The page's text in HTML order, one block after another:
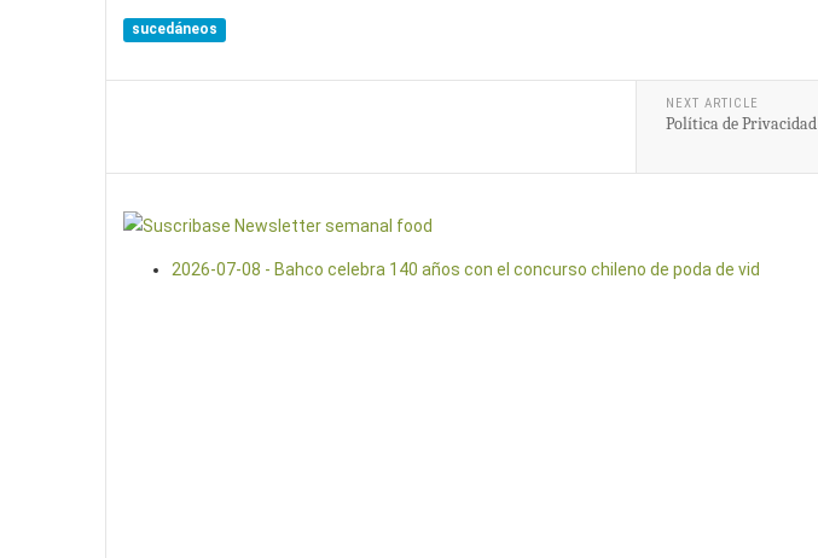
sucedáneos
NEXT ARTICLE
Política de Privacidad
2026-07-08 - Bahco celebra 140 años con el concurso chileno de poda de vid